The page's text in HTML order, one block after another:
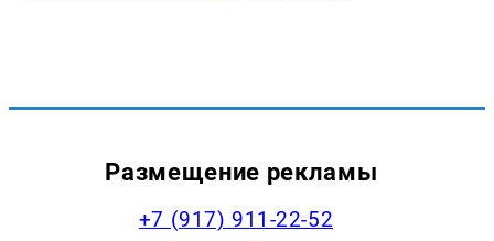
Размещение рекламы
+7 (917) 911-22-52